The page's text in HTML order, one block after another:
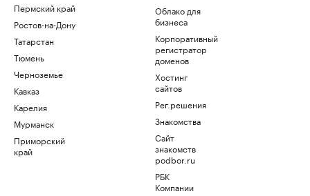
Пермский край
Ростов-на-Дону
Татарстан
Тюмень
Черноземье
Кавказ
Карелия
Мурманск
Приморский
край
Облако для
бизнеса
Корпоративный
регистратор
доменов
Хостинг
сайтов
Рег.решения
Знакомства
Сайт
знакомств
podbor.ru
РБК
Компании